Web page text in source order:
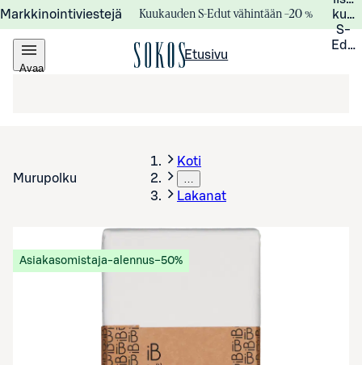
Markkinointiviestejä Kuukauden S-Edut vähintään –20 %
S-
Avaa
Etusivu
Murupolku
Koti
…
Lakanat
Asiakasomistaja-alennus−50%